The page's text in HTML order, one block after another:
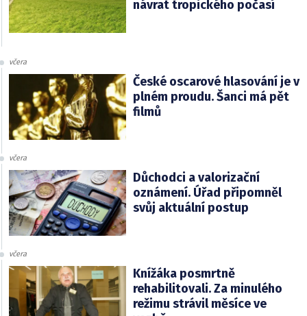
návrat tropického počasí
včera
České oscarové hlasování je v
plném proudu. Šanci má pět
filmů
včera
Důchodci a valorizační
oznámení. Úřad připomněl
svůj aktuální postup
včera
Knížáka posmrtně
rehabilitovali. Za minulého
režimu strávil měsíce ve